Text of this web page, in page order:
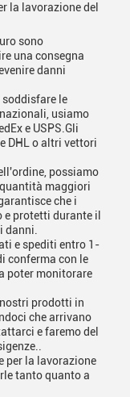
la lavorazione del
sono
una consegna
danni
le
usiamo
e USPS.Gli
DHL o altri vettori
possiamo
maggiori
che i
protetti durante il
danni.
e spediti entro 1-
conferma con le
poter monitorare
prodotti in
che arrivano
e faremo del
per la lavorazione
tanto quanto a